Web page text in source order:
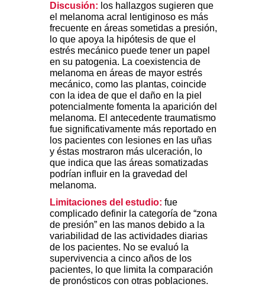
Discusión: los hallazgos sugieren que
el melanoma acral lentiginoso es más
frecuente en áreas sometidas a presión,
lo que apoya la hipótesis de que el
estrés mecánico puede tener un papel
en su patogenia. La coexistencia de
melanoma en áreas de mayor estrés
mecánico, como las plantas, coincide
con la idea de que el daño en la piel
potencialmente fomenta la aparición del
melanoma. El antecedente traumatismo
fue significativamente más reportado en
los pacientes con lesiones en las uñas
y éstas mostraron más ulceración, lo
que indica que las áreas somatizadas
podrían influir en la gravedad del
melanoma.
Limitaciones del estudio: fue
complicado definir la categoría de “zona
de presión” en las manos debido a la
variabilidad de las actividades diarias
de los pacientes. No se evaluó la
supervivencia a cinco años de los
pacientes, lo que limita la comparación
de pronósticos con otras poblaciones.